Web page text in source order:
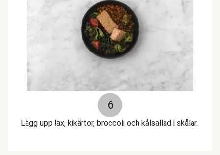
6
Lägg upp lax, kikärtor, broccoli och kålsallad i skålar.